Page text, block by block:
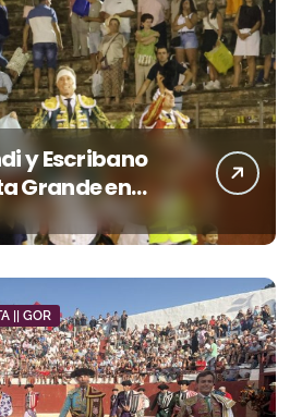
y Escribano
Grande en
en Azuaga
|| GOR